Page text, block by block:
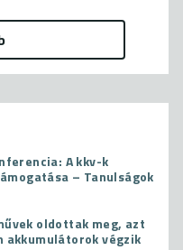
A kkv-k
– Tanulságok
oldottak meg, azt
akkumulátorok végzik